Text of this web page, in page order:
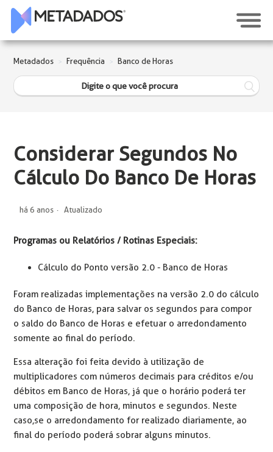
Metadados Frequência Banco de Horas
Considerar Segundos No
Cálculo Do Banco De Horas
há 6 anos Atualizado
Programas ou Relatórios / Rotinas Especiais:
Cálculo do Ponto versão 2.0 - Banco de Horas
Foram realizadas implementações na versão 2.0 do cálculo
do Banco de Horas, para salvar os segundos para compor
o saldo do Banco de Horas e efetuar o arredondamento
somente ao final do período.
Essa alteração foi feita devido à utilização de
multiplicadores com números decimais para créditos e/ou
débitos em Banco de Horas, já que o horário poderá ter
uma composição de hora, minutos e segundos. Neste
caso,se o arredondamento for realizado diariamente, ao
final do período poderá sobrar alguns minutos.